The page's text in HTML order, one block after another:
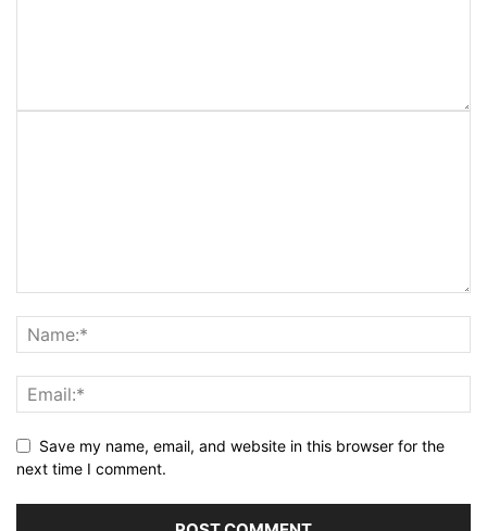
Save my name, email, and website in this browser for the
next time I comment.